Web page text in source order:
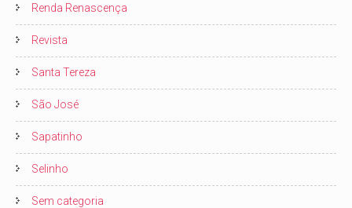
Renda Renascença
Revista
Santa Tereza
São José
Sapatinho
Selinho
Sem categoria